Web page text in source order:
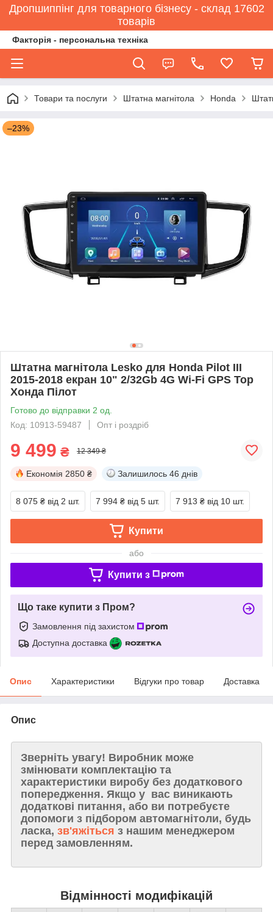
Дропшиппінг для товарного бізнесу - склад 17602
товарів
Факторія - персональна техніка
Товари та послуги Штатна магнітола Honda
–23%
Штатна магнітола Lesko для Honda Pilot III
2015-2018 екран 10" 2/32Gb 4G Wi-Fi GPS Top
Хонда Пілот
Готово до відправки 2 од.
Код: 10913-59487
Опт і роздріб
9 499 ₴ 12 349 ₴
Економія 2850 ₴ Залишилось 46 днів
8 075 ₴ від 2 шт. 7 994 ₴ від 5 шт. 7 913 ₴ від 10 шт.
Купити
або
Купити з
Що таке купити з Пром?
Замовлення під захистом
Доступна доставка
Опис Характеристики Відгуки про товар Доставка
Опис
Зверніть увагу! Виробник може
змінювати комплектацію та
характеристики виробу без додаткового
попередження. Якщо у вас виникають
додаткові питання, або ви потребуєте
допомоги з підбором автомагнітоли, будь
ласка, зв'яжіться з нашим менеджером
перед замовленням.
Відмінності модифікацій